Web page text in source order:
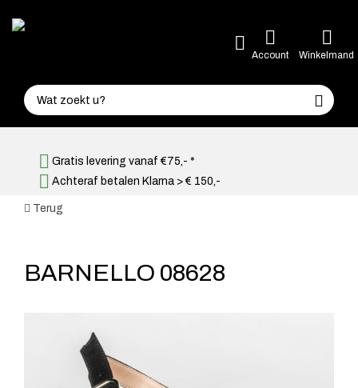
Account Winkelmand
Gratis levering vanaf €75,- *
Achteraf betalen Klarna > € 150,-
Terug
BARNELLO 08628